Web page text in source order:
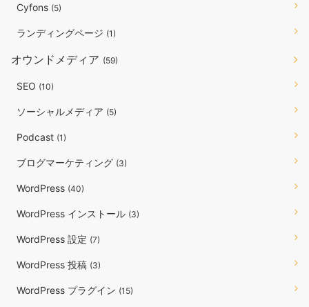
Cyfons (5)
ランディングページ (1)
オウンドメディア (59)
SEO (10)
ソーシャルメディア (5)
Podcast (1)
ブログマーケティング (3)
WordPress (40)
WordPress インストール (3)
WordPress 設定 (7)
WordPress 投稿 (3)
WordPress プラグイン (15)